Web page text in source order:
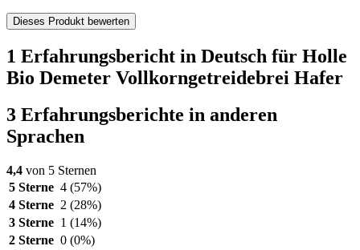
Dieses Produkt bewerten
1 Erfahrungsbericht in Deutsch für Holle
Bio Demeter Vollkorngetreidebrei Hafer
3 Erfahrungsberichte in anderen
Sprachen
4,4 von 5 Sternen
5 Sterne 4 (57%)
4 Sterne 2 (28%)
3 Sterne 1 (14%)
2 Sterne 0 (0%)